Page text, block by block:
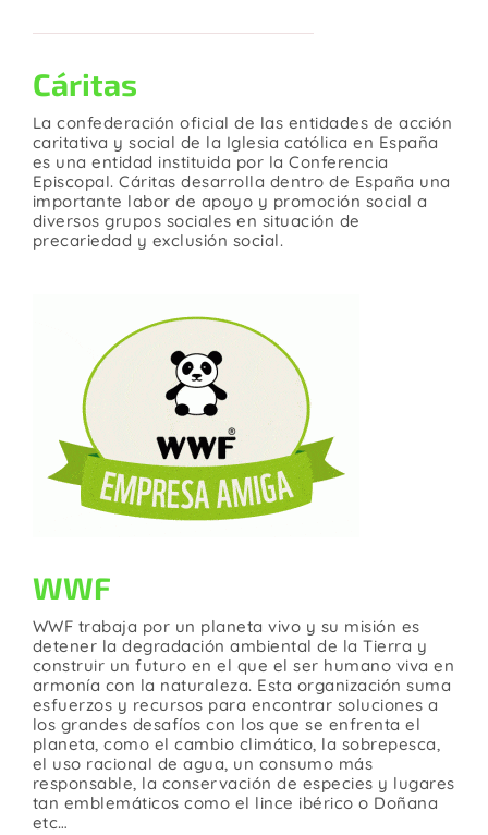
Cáritas
La confederación oficial de las entidades de acción
caritativa y social de la Iglesia católica en España
es una entidad instituida por la Conferencia
Episcopal. Cáritas desarrolla dentro de España una
importante labor de apoyo y promoción social a
diversos grupos sociales en situación de
precariedad y exclusión social.
WWF
WWF trabaja por un planeta vivo y su misión es
detener la degradación ambiental de la Tierra y
construir un futuro en el que el ser humano viva en
armonía con la naturaleza. Esta organización suma
esfuerzos y recursos para encontrar soluciones a
los grandes desafíos con los que se enfrenta el
planeta, como el cambio climático, la sobrepesca,
el uso racional de agua, un consumo más
responsable, la conservación de especies y lugares
tan emblemáticos como el lince ibérico o Doñana
etc…